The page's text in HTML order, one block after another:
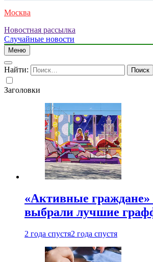
Москва
Новостная рассылка
Случайные новости
Меню
Найти:
Заголовки
«Активные
выбрали лучшие
2 года спустя2 года спустя